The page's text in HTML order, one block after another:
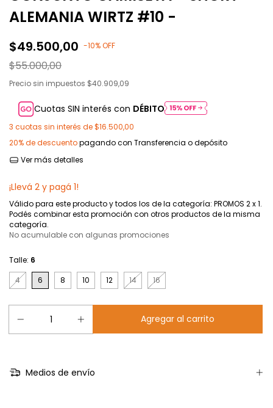
ALEMANIA WIRTZ #10 -
$49.500,00 -10%OFF
$55.000,00
Precio sin impuestos $40.909,09
Cuotas SIN interés con DÉBITO
3 cuotas sin interés de$16.500,00
20% de descuentopagando con Transferencia o depósito
Ver más detalles
¡Llevá 2 y pagá 1!
Válido para este producto y todos los de la categoría: PROMOS 2 x 1.
Podés combinar esta promoción con otros productos de la misma
categoría.
No acumulable con algunas promociones
Talle: 6
4
6 8 10 12 14 16
Medios de envío